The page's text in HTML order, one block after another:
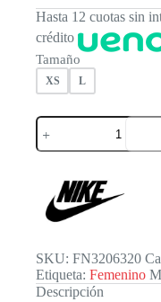
Hasta 12 cuotas sin
crédito
Tamaño
XS L
Nike
Short
Leggings
cantidad
SKU: FN3206320
Etiqueta: Femenino
Descripción